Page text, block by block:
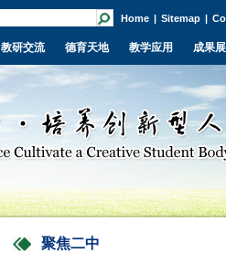
Home | Sitemap |
教研交流 德育天地 教学应用 成果
聚焦二中